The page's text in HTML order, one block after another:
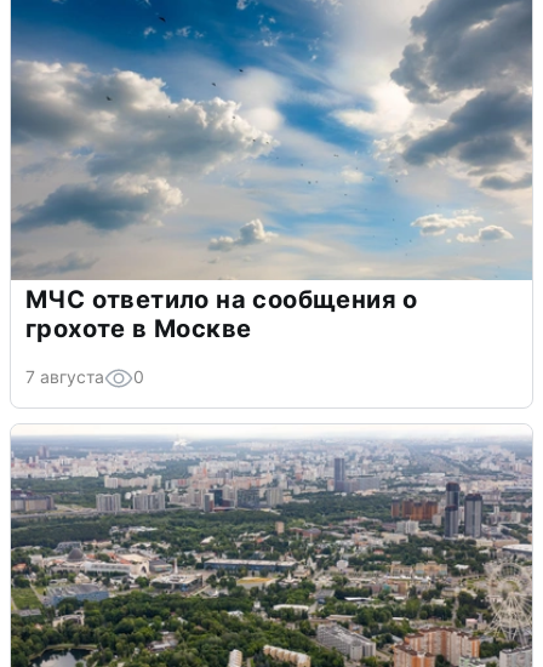
МЧС ответило на сообщения о
грохоте в Москве
7 августа 0